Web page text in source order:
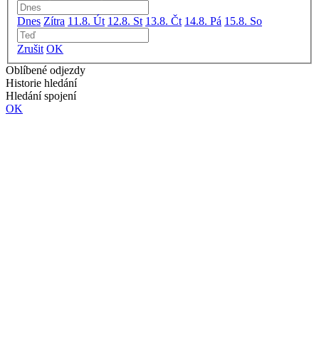
Dnes Zítra 11.8. Út 12.8. St 13.8. Čt 14.8. Pá 15.8. So
Zrušit OK
Oblíbené odjezdy
Historie hledání
Hledání spojení
OK